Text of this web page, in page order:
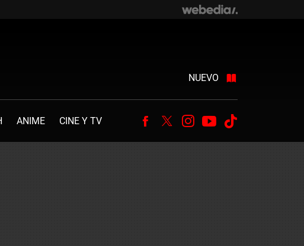
NUEVO
ANIME CINE Y TV Facebook
TwitterInstagram
Youtube